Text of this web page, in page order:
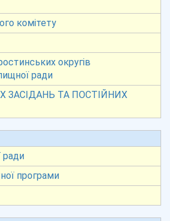
комітету
округів
ради
ЗАСІДАНЬ ТА ПОСТІЙНИХ
програми